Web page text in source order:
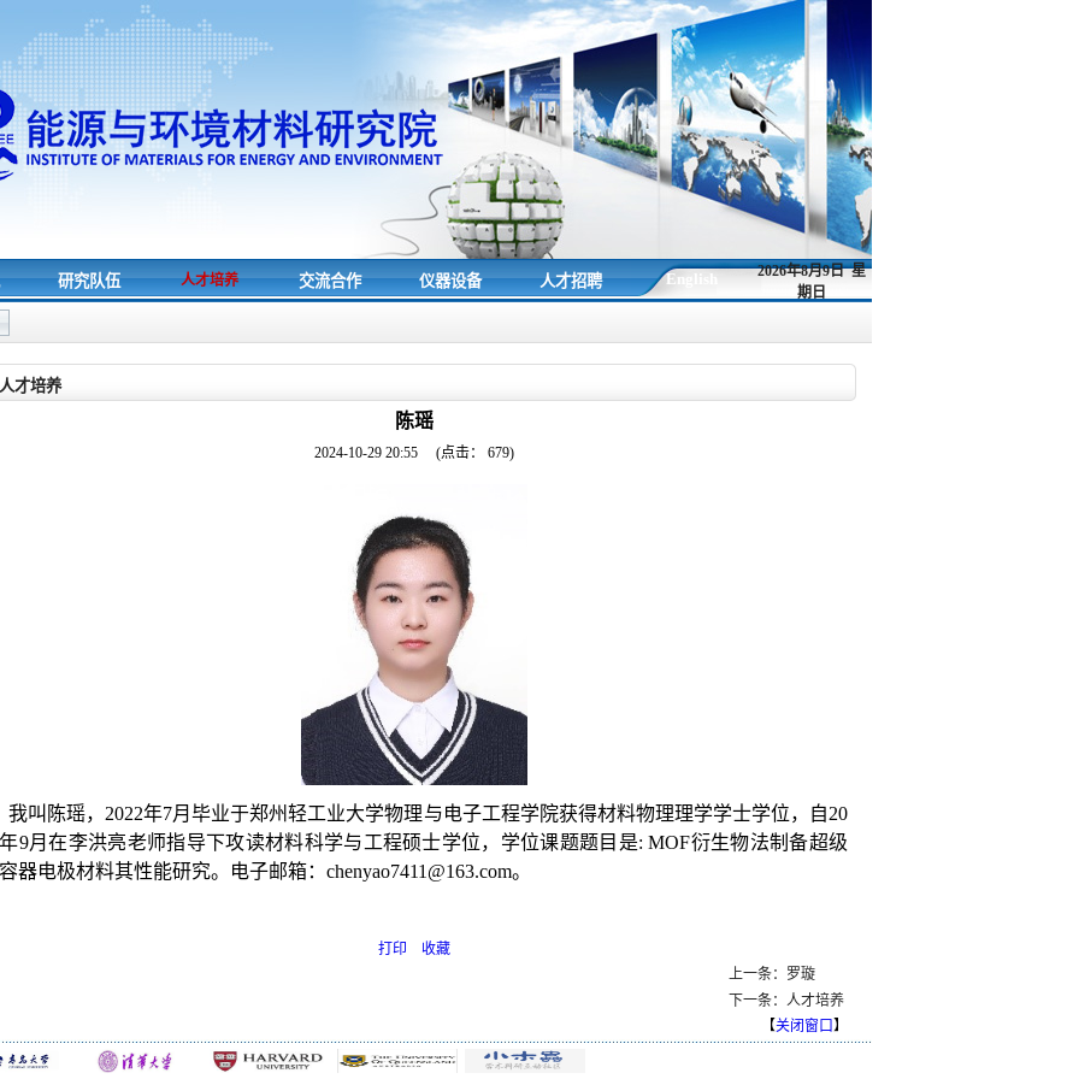
研究队伍 人才培养 交流合作 仪器设备 人才招聘 English
2026年8月9日 星
期日
人才培养
陈瑶
2024-10-29 20:55 (点击： 679)
我叫陈瑶， 2022年7月毕业于郑州轻工业大学物理与电子工程学院获得材料物理理学学士学位，自20
年9月在李洪亮老师指导下攻读材料科学与工程硕士学位，学位课题题目是:MOF衍生物法制备超级
器电极材料其性能研究。电子邮箱： chenyao7411@163.com。
打印
收藏
上一条：罗璇
下一条：人才培养
【关闭窗口】